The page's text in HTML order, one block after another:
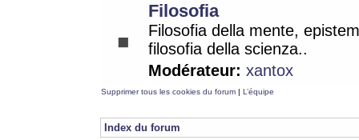
Filosofia
Filosofia della mente,
filosofia della scienza..
Modérateur: xantox
Supprimer tous les cookies du forum | L’équipe
Index du forum